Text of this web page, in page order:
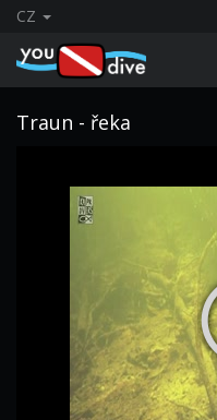
CZ
Traun - řeka